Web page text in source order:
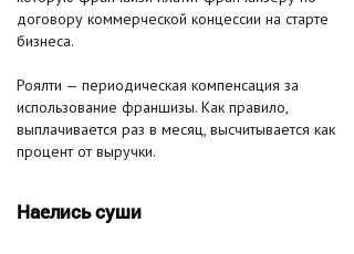
договору коммерческой концессии на старте
бизнеса.
Роялти — периодическая компенсация за
использование франшизы. Как правило,
выплачивается раз в месяц, высчитывается как
процент от выручки.
Наелись суши